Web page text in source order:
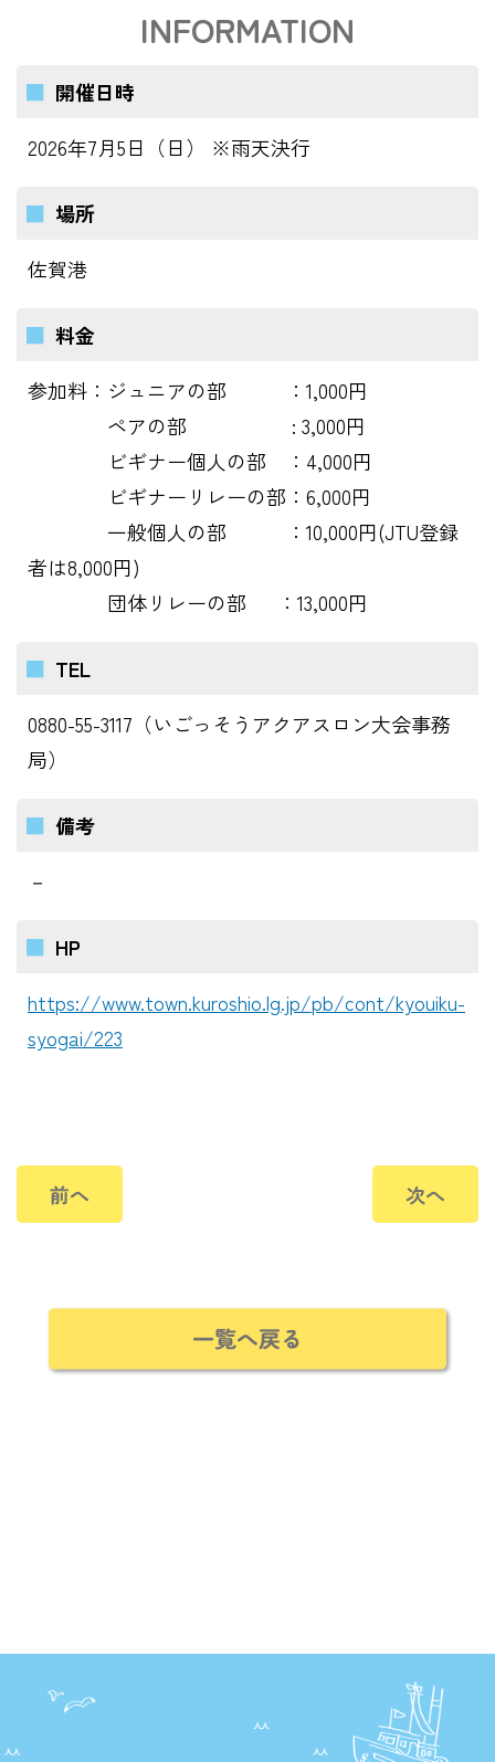
INFORMATION
開催日時
2026年7月5日（日） ※雨天決行
場所
佐賀港
料金
参加料：ジュニアの部 ：1,000円
ペアの部 : 3,000円
ビギナー個人の部 ：4,000円
ビギナーリレーの部：6,000円
一般個人の部 ：10,000円(JTU登録
者は8,000円)
団体リレーの部 ：13,000円
TEL
0880-55-3117（いごっそうアクアスロン大会事務
局）
備考
－
HP
https://www.town.kuroshio.lg.jp/pb/cont/kyouiku-
syogai/223
前へ 次へ